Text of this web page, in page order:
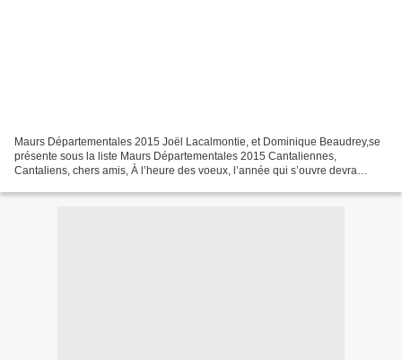
Maurs Départementales 2015 Joël Lacalmontie, et Dominique Beaudrey,se
présente sous la liste Maurs Départementales 2015 Cantaliennes,
Cantaliens, chers amis, À l’heure des voeux, l’année qui s’ouvre devra